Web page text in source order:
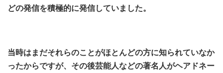
どの発信を積極的に発信していました。
当時はまだそれらのことがほとんどの方に知られていなか
ったからですが、 その後芸能人などの著名人がヘアドネー